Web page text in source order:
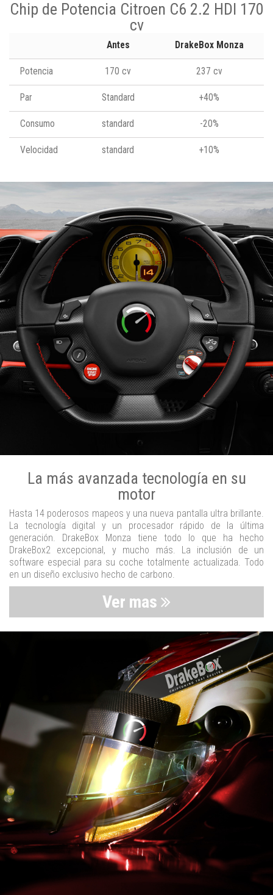
Chip de Potencia Citroen C6 2.2 HDI 170
cv
Antes DrakeBox Monza
Potencia 170 cv 237 cv
Par Standard +40%
Consumo standard -20%
Velocidad standard +10%
La más avanzada tecnología en su
motor
Hasta 14 poderosos mapeos y una nueva pantalla ultra brillante.
La tecnología digital y un procesador rápido de la última
generación. DrakeBox Monza tiene todo lo que ha hecho
DrakeBox2 excepcional, y mucho más. La inclusión de un
software especial para su coche totalmente actualizada. Todo
en un diseño exclusivo hecho de carbono.
Ver mas